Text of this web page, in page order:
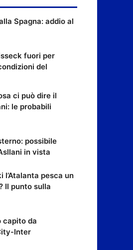
Spagna: addio al
fuori per
del
ci può dire il
le probabili
possibile
in vista
l’Atalanta pesca un
Il punto sulla
capito da
Inter